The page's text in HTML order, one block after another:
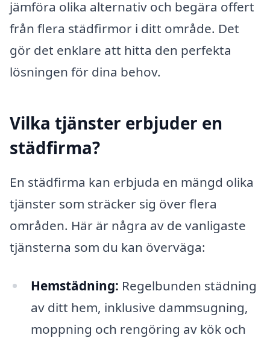
jämföra olika alternativ och begära offert
från flera städfirmor i ditt område. Det
gör det enklare att hitta den perfekta
lösningen för dina behov.
Vilka tjänster erbjuder en
städfirma?
En städfirma kan erbjuda en mängd olika
tjänster som sträcker sig över flera
områden. Här är några av de vanligaste
tjänsterna som du kan överväga:
Hemstädning: Regelbunden städning
av ditt hem, inklusive dammsugning,
moppning och rengöring av kök och